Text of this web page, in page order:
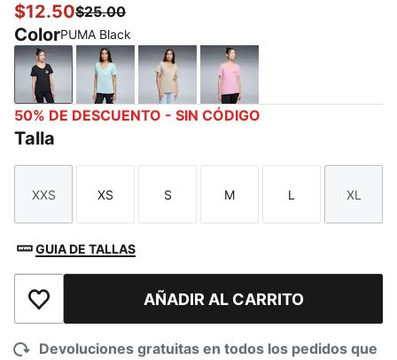
$12.50$25.00
ColorPUMA Black
PUMA BlackLight MossIce Coffee Poised Pink
50% DE DESCUENTO - SIN CÓDIGO
Talla
Talla
XXS
Talla
XS
Talla
S
Talla
M
Talla
L
Talla
XL
GUIA DE TALLAS
Añadir a la lista de deseosAÑADIR AL CARRITO
Devoluciones gratuitas en todos los pedidos que